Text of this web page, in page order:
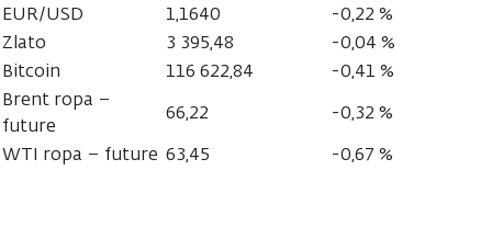
EUR/USD 1,1640
-0,22 %
Zlato
3 395,48
-0,04 %
Bitcoin
116 622,84
-0,41 %
Brent ropa –
future
66,22
-0,32 %
WTI ropa – future 63,45 -0,67 %